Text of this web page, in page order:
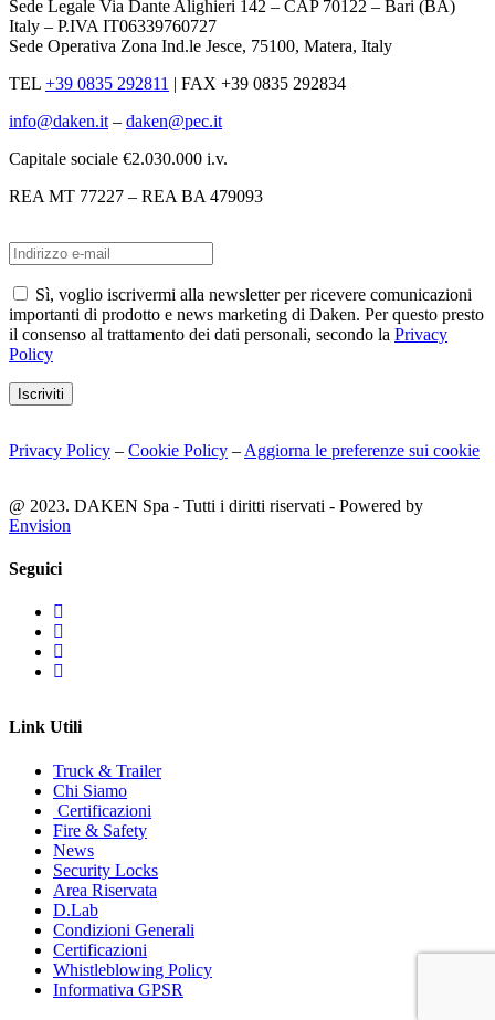
Sede Legale Via Dante Alighieri 142 – CAP 70122 – Bari (BA)
Italy – P.IVA IT06339760727
Sede Operativa Zona Ind.le Jesce, 75100, Matera, Italy
TEL +39 0835 292811 | FAX +39 0835 292834
info@daken.it – daken@pec.it
Capitale sociale €2.030.000 i.v.
REA MT 77227 – REA BA 479093
Sì, voglio iscrivermi alla newsletter per ricevere comunicazioni
importanti di prodotto e news marketing di Daken. Per questo presto
il consenso al trattamento dei dati personali, secondo la Privacy
Policy
Iscriviti
Privacy Policy – Cookie Policy – Aggiorna le preferenze sui cookie
@ 2023. DAKEN Spa - Tutti i diritti riservati - Powered by
Envision
Seguici
Link Utili
Truck & Trailer
Chi Siamo
Certificazioni
Fire & Safety
News
Security Locks
Area Riservata
D.Lab
Condizioni Generali
Certificazioni
Whistleblowing Policy
Informativa GPSR